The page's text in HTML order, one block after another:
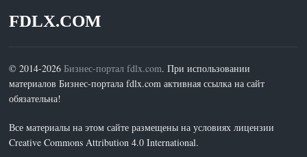
FDLX.COM
© 2014-2026Бизнес-портал fdlx.com. При использовании
материалов Бизнес-портала fdlx.com активная ссылка на сайт
обязательна!
Все материалы на этом сайте размещены на условиях лицензии
Creative Commons Attribution 4.0 International.